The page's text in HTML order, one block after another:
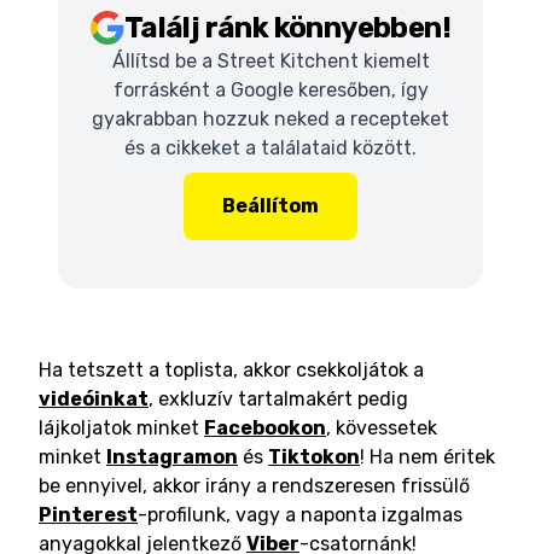
Találj ránk könnyebben!
Állítsd be a Street Kitchent kiemelt
forrásként a Google keresőben, így
gyakrabban hozzuk neked a recepteket
és a cikkeket a találataid között.
Beállítom
Ha tetszett a toplista, akkor csekkoljátok a
videóinkat, exkluzív tartalmakért pedig
lájkoljatok minket Facebookon, kövessetek
minket Instagramon és Tiktokon! Ha nem éritek
be ennyivel, akkor irány a rendszeresen frissülő
Pinterest-profilunk, vagy a naponta izgalmas
anyagokkal jelentkező Viber-csatornánk!